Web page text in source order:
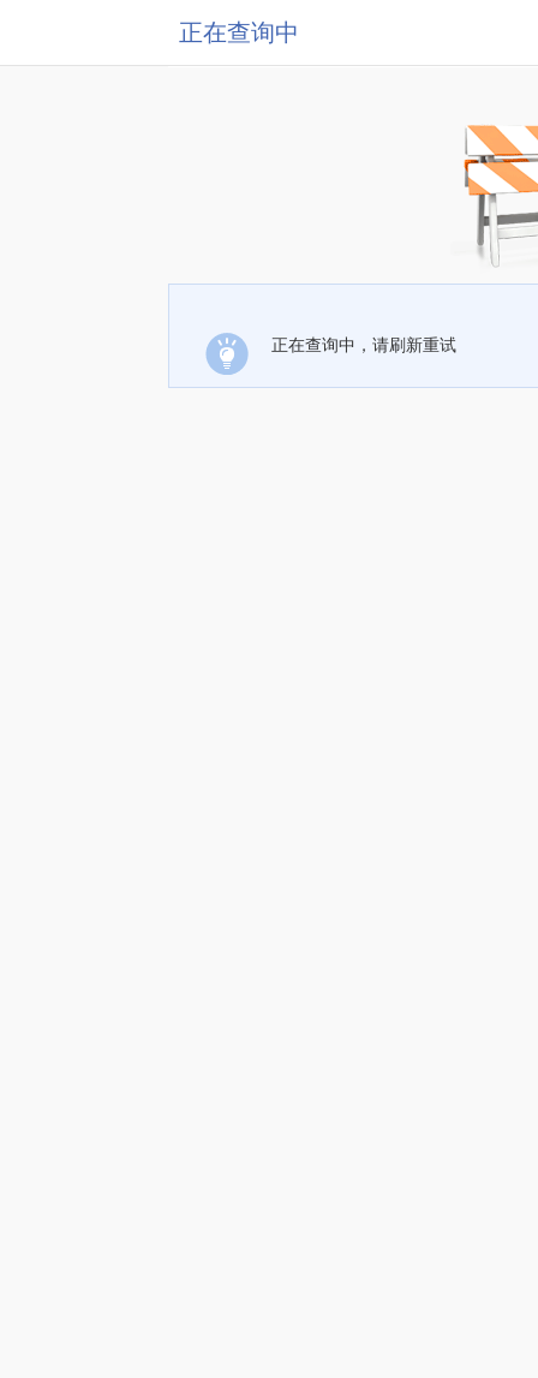
正在查询中
正在查询中，请刷新重试